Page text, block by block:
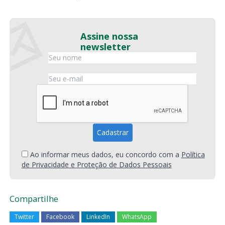
Assine nossa
newsletter
Ao informar meus dados, eu concordo com a Política
de Privacidade e Proteção de Dados Pessoais
Compartilhe
Twitter Facebook LinkedIn WhatsApp